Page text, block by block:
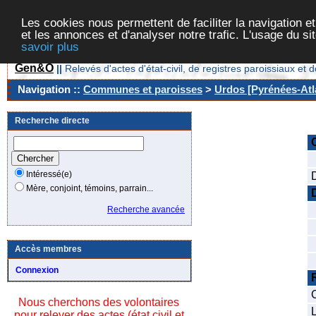
Les cookies nous permettent de faciliter la navigation
et les annonces et d'analyser notre trafic. L'usage du
savoir plus
Gen&O || Relevés d'actes d'état-civil, de registres paroissiaux et
Navigation :: Communes et paroisses > Urdos [Pyrénées-
Recherche directe
Intéressé(e)
Mère, conjoint, témoins, parrain...
Recherche avancée
Accès membres
Connexion
Nous cherchons des volontaires